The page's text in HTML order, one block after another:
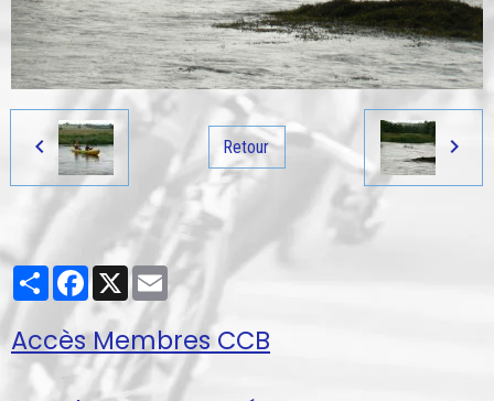
Retour
PartagerFacebook
X Email
Accès Membres CCB